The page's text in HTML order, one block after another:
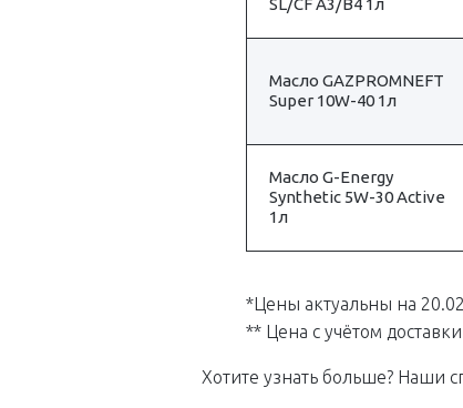
Масло GAZPROMNEFT
Super 10W-40 1л
Масло G-Energy
Synthetic 5W-30 Active
1л
*Цены актуальны на
** Цена с учётом доставки
Хотите узнать больше? Наши